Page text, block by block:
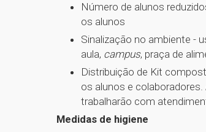
Número de alunos
os alunos
Sinalização no ambiente -
aula, campus, praça de
Distribuição de Kit
os alunos e
trabalharão com
Medidas de higiene